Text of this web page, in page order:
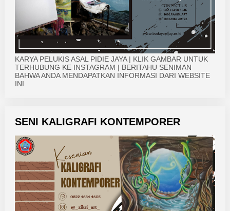
KARYA PELUKIS ASAL PIDIE JAYA | KLIK GAMBAR UNTUK
TERHUBUNG KE INSTAGRAM | BERITAHU SENIMAN
BAHWA ANDA MENDAPATKAN INFORMASI DARI WEBSITE
INI
SENI KALIGRAFI KONTEMPORER